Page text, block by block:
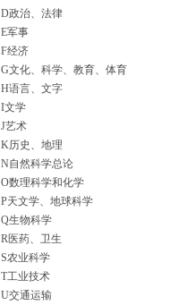
D政治、法律
E军事
F经济
G文化、科学、教育、体育
H语言、文字
I文学
J艺术
K历史、地理
N自然科学总论
O数理科学和化学
P天文学、地球科学
Q生物科学
R医药、卫生
S农业科学
T工业技术
U交通运输